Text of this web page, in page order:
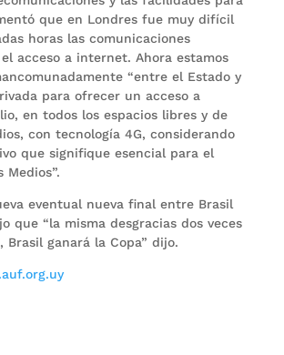
que en Londres fue muy difícil
horas las comunicaciones
acceso a internet. Ahora estamos
“entre el Estado y
para ofrecer un acceso a
en todos los espacios libres y de
con tecnología 4G, considerando
que signifique esencial para el
Medios”.
eventual nueva final entre Brasil
que “la misma desgracias dos veces
Brasil ganará la Copa” dijo.